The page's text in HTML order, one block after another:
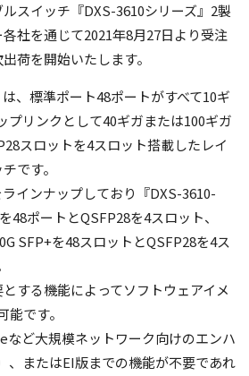
スイッチ『DXS-3610シリーズ』2製
社を通じて2021年8月27日より受注
荷を開始いたします。
は、標準ポート48ポートがすべて10ギ
プリンクとして40ギガまたは100ギガ
スロットを4スロット搭載したレイ
です。
インナップしており『DXS-3610-
48ポートとQSFP28を4スロット、
SFP+を48スロットとQSFP28を4ス
する機能によってソフトウェアイメ
です。
など大規模ネットワーク向けのエンハ
、またはEI版までの機能が不要であれ